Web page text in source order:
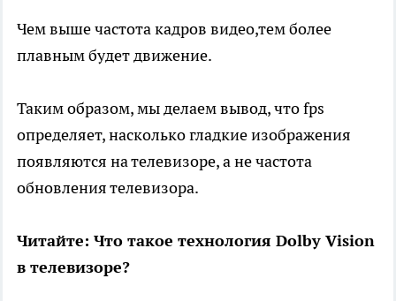
Чем выше частота кадров видео,тем более
плавным будет движение.
Таким образом, мы делаем вывод, что fps
определяет, насколько гладкие изображения
появляются на телевизоре, а не частота
обновления телевизора.
Читайте: Что такое технология Dolby Vision
в телевизоре?